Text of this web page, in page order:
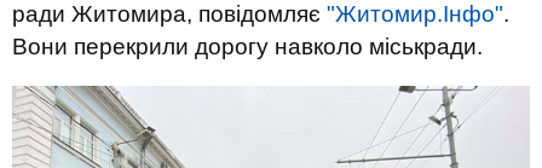
ради Житомира, повідомляє "Житомир.Інфо".
Вони перекрили дорогу навколо міськради.